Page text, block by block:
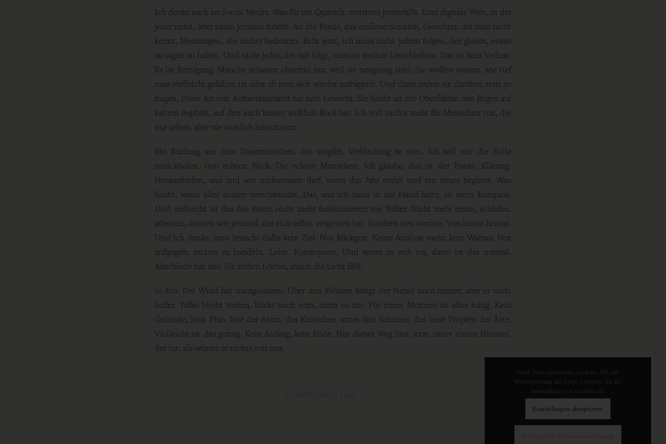
Ich denke auch an Social Media. Was für ein Quatsch, meistens jedenfalls. Eine digitale Welt, in der
jeder redet, aber kaum jemand zuhört. An die Feeds, das endlose Scrollen, Gesichter, die man nicht
kennt, Meinungen, die nichts bedeuten. Echt jetzt, ich muss nicht jedem folgen, der glaubt, etwas
zu sagen zu haben. Und nicht jeder, der mir folgt, muss in meiner Liste bleiben. Das ist kein Verlust.
Es ist Reinigung. Manche schauen ohnehin nur, weil sie neugierig sind. Sie wollen wissen, wie tief
man vielleicht gefallen ist oder ob man sich wieder aufrappelt. Und dann reden sie darüber, statt zu
fragen. Diese Art von Aufmerksamkeit hat kein Gewicht. Sie bleibt an der Oberfläche, wie Regen auf
kaltem Asphalt, auf den auch keiner wirklich Bock hat. Ich will nichts mehr für Menschen tun, die
nur sehen, aber nie wirklich hinschauen.
Ein Rückzug aus dem Dauerrauschen, das vorgibt, Verbindung zu sein. Ich will mir die Stille
zurückholen. Den echten Blick. Die echten Menschen. Ich glaube, das ist der Punkt. Klärung.
Herausfinden, was und wer mitkommen darf, wenn das Jahr endet und ein neues beginnt. Was
bleibt, wenn alles andere verschwindet. Das, was ich dann in der Hand halte, ist mein Kompass.
Und vielleicht ist das das Beste, nicht mehr funktionieren wie früher. Nicht mehr essen, schlafen,
arbeiten, denken wie jemand, der sich selbst vergessen hat. Sondern neu werden. Von innen heraus.
Und ich denke, man braucht dafür kein Ziel. Nur Rückgrat. Keine Analyse mehr, kein Warum. Nur
anfangen, anders zu handeln. Leise. Konsequent. Und wenn es weh tut, dann ist das normal.
Abschiede tun das. Sie reißen Löcher, durch die Licht fällt.
10 Km. Der Wind hat nachgelassen. Über den Feldern hängt der Nebel noch immer, aber er wirkt
heller. Talko bleibt stehen, blickt nach vorn, dann zu mir. Für einen Moment ist alles ruhig. Kein
Gedanke, kein Plan. Nur der Atem, das Knirschen unter den Schuhen, das leise Tropfen der Äste.
Vielleicht ist das genug. Kein Anfang, kein Ende. Nur dieser Weg hier, jetzt, unter einem Himmel,
der tut, als wüsste er nichts von uns.
Diese Seite verwendet Cookies. Mit der
Weiternutzung der Seite, stimmst du die
Verwendung von Cookies zu.
Einstellungen akzeptieren
Verberge nur die Benachrichtigung